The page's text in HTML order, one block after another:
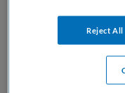
Reject All